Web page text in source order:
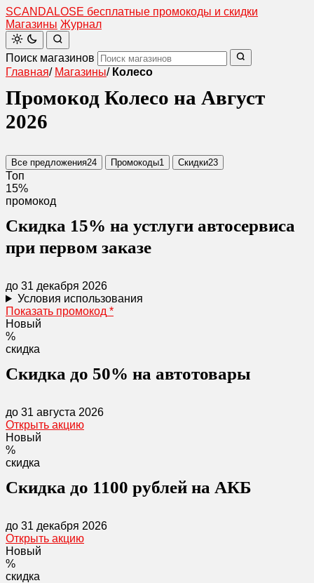
SCANDALOSE бесплатные промокоды и скидки
Магазины Журнал
Поиск магазинов
Главная/ Магазины/ Колесо
Промокод Колесо на Август
2026
Все предложения24 Промокоды1 Скидки23
Топ
15%
промокод
Скидка 15% на устлуги автосервиса
при первом заказе
до 31 декабря 2026
Условия использования
Показать промокод *
Новый
%
скидка
Скидка до 50% на автотовары
до 31 августа 2026
Открыть акцию
Новый
%
скидка
Скидка до 1100 рублей на АКБ
до 31 декабря 2026
Открыть акцию
Новый
%
скидка